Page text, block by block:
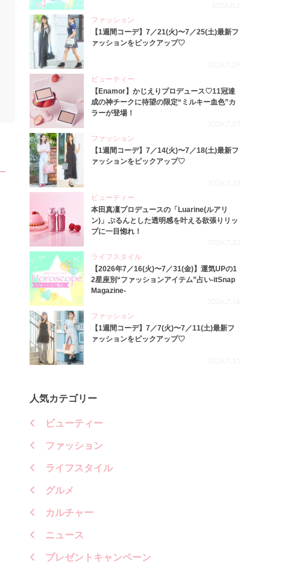
2026.8.1
ファッション
【1週間コーデ】7／21(火)〜7／25(土)最新フ
ァッションをピックアップ♡
2026.7.29
ビューティー
【Enamor】かじえりプロデュース♡11冠達
成の神チークに待望の限定“ミルキー血色”カ
ラーが登場！
2026.7.27
ファッション
【1週間コーデ】7／14(火)〜7／18(土)最新フ
ァッションをピックアップ♡
2026.7.23
ビューティー
本田真凜プロデュースの「Luarine(ルアリ
ン)」ぷるんとした透明感を叶える欲張りリッ
プに一目惚れ！
2026.7.22
ライフスタイル
【2026年7／16(火)〜7／31(金)】運気UPの1
2星座別“ファッションアイテム”占い-itSnap
Magazine-
2026.7.16
ファッション
【1週間コーデ】7／7(火)〜7／11(土)最新フ
ァッションをピックアップ♡
2026.7.15
人気カテゴリー
ビューティー
ファッション
ライフスタイル
グルメ
カルチャー
ニュース
プレゼントキャンペーン